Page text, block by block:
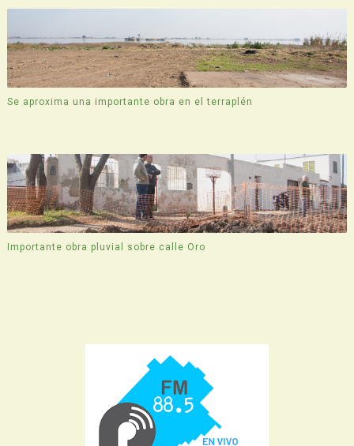
Se aproxima una importante obra en el terraplén
Importante obra pluvial sobre calle Oro